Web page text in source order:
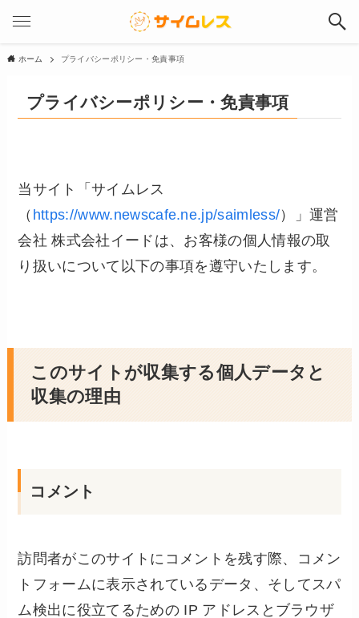
ホーム プライバシーポリシー・免責事項
プライバシーポリシー・免責事項
当サイト「サイムレス
（ https://www.newscafe.ne.jp/saimless/）」運営
会社 株式会社イードは、お客様の個人情報の取
り扱いについて以下の事項を遵守いたします。
このサイトが収集する個人データと
収集の理由
コメント
訪問者がこのサイトにコメントを残す際、コメン
トフォームに表示されているデータ、そしてスパ
ム検出に役立てるための IP アドレスとブラウザ